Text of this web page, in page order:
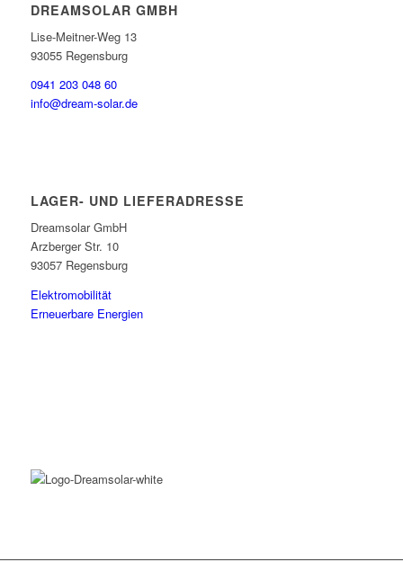
DREAMSOLAR GMBH
Lise-Meitner-Weg 13
93055 Regensburg
0941 203 048 60
info@dream-solar.de
LAGER- UND LIEFERADRESSE
Dreamsolar GmbH
Arzberger Str. 10
93057 Regensburg
Elektromobilität
Erneuerbare Energien